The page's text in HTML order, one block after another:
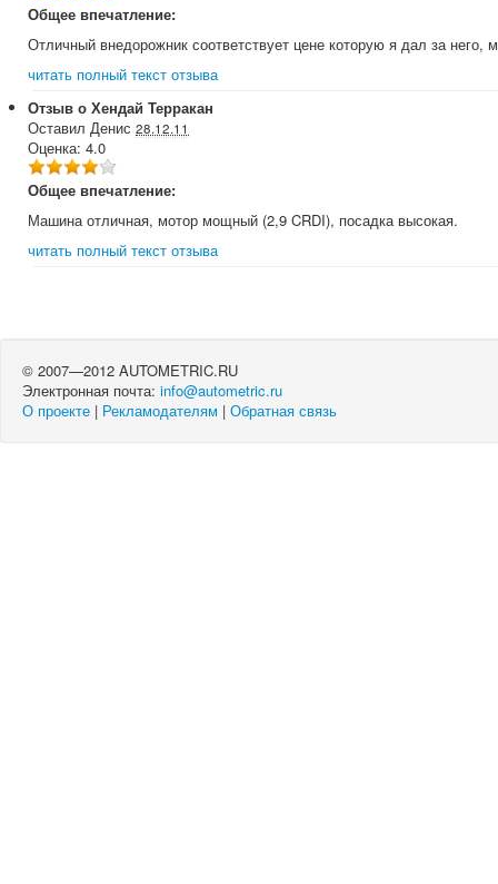
Общее впечатление:
Отличный внедорожник соответствует цене которую я дал за него,
читать полный текст отзыва
Отзыв о Хендай Терракан
Оставил Денис 28.12.11
Оценка: 4.0
Общее впечатление:
Машина отличная, мотор мощный (2,9 CRDI), посадка высокая.
читать полный текст отзыва
© 2007—2012 AUTOMETRIC.RU
Электронная почта: info@autometric.ru
О проекте | Рекламодателям | Обратная связь